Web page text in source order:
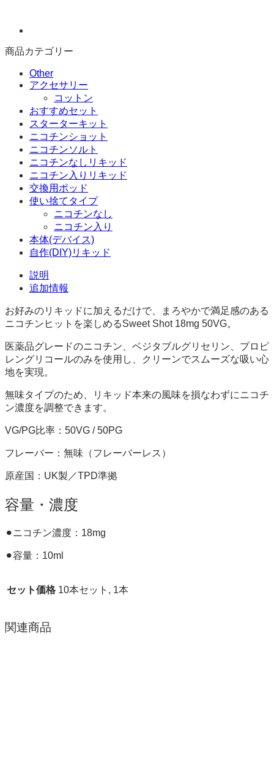
個
商品カテゴリー
Other
アクセサリー
コットン
おすすめセット
スターターキット
ニコチンショット
ニコチンソルト
ニコチンなしリキッド
ニコチン入りリキッド
交換用ポッド
使い捨てタイプ
ニコチンなし
ニコチン入り
本体(デバイス)
自作(DIY)リキッド
説明
追加情報
お好みのリキッドに加えるだけで、まろやかで満足感のある
ニコチンヒットを楽しめるSweet Shot 18mg 50VG。
医薬品グレードのニコチン、ベジタブルグリセリン、プロピ
レングリコールのみを使用し、クリーンでスムーズな吸い心
地を実現。
無味タイプのため、リキッド本来の風味を損なわずにニコチ
ン濃度を調整できます。
VG/PG比率：50VG / 50PG
フレーバー：無味（フレーバーレス）
原産国：UK製／TPD準拠
容量・濃度
⚫︎ニコチン濃度：18mg
⚫︎容量：10ml
セット価格 10本セット, 1本
関連商品